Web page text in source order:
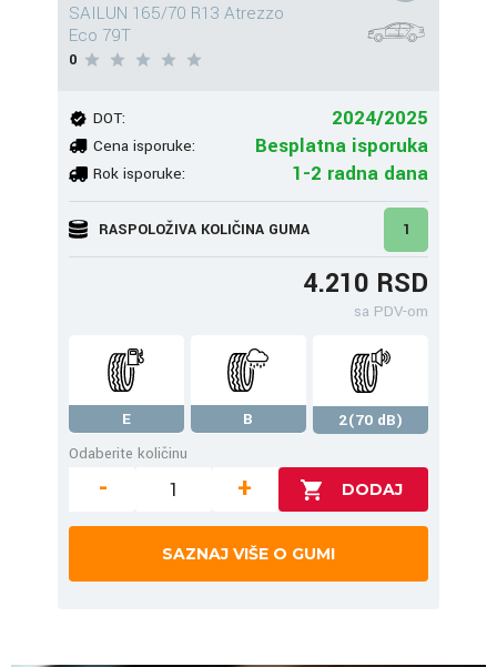
SAILUN 165/70 R13 Atrezzo
Eco 79T
0
DOT: 2024/2025
Cena isporuke: Besplatna isporuka
Rok isporuke: 1-2 radna dana
RASPOLOŽIVA KOLIČINA GUMA 1
4.210 RSD
sa PDV-om
E B
2(70 dB)
Odaberite količinu
- +
SAZNAJ VIŠE O GUMI